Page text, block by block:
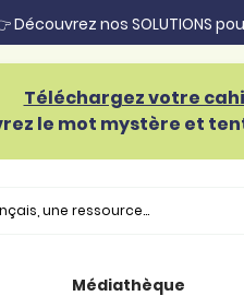
Découvrez nos SOLUTIONS
Téléchargez votre
le mot mystère et
Médiathèque